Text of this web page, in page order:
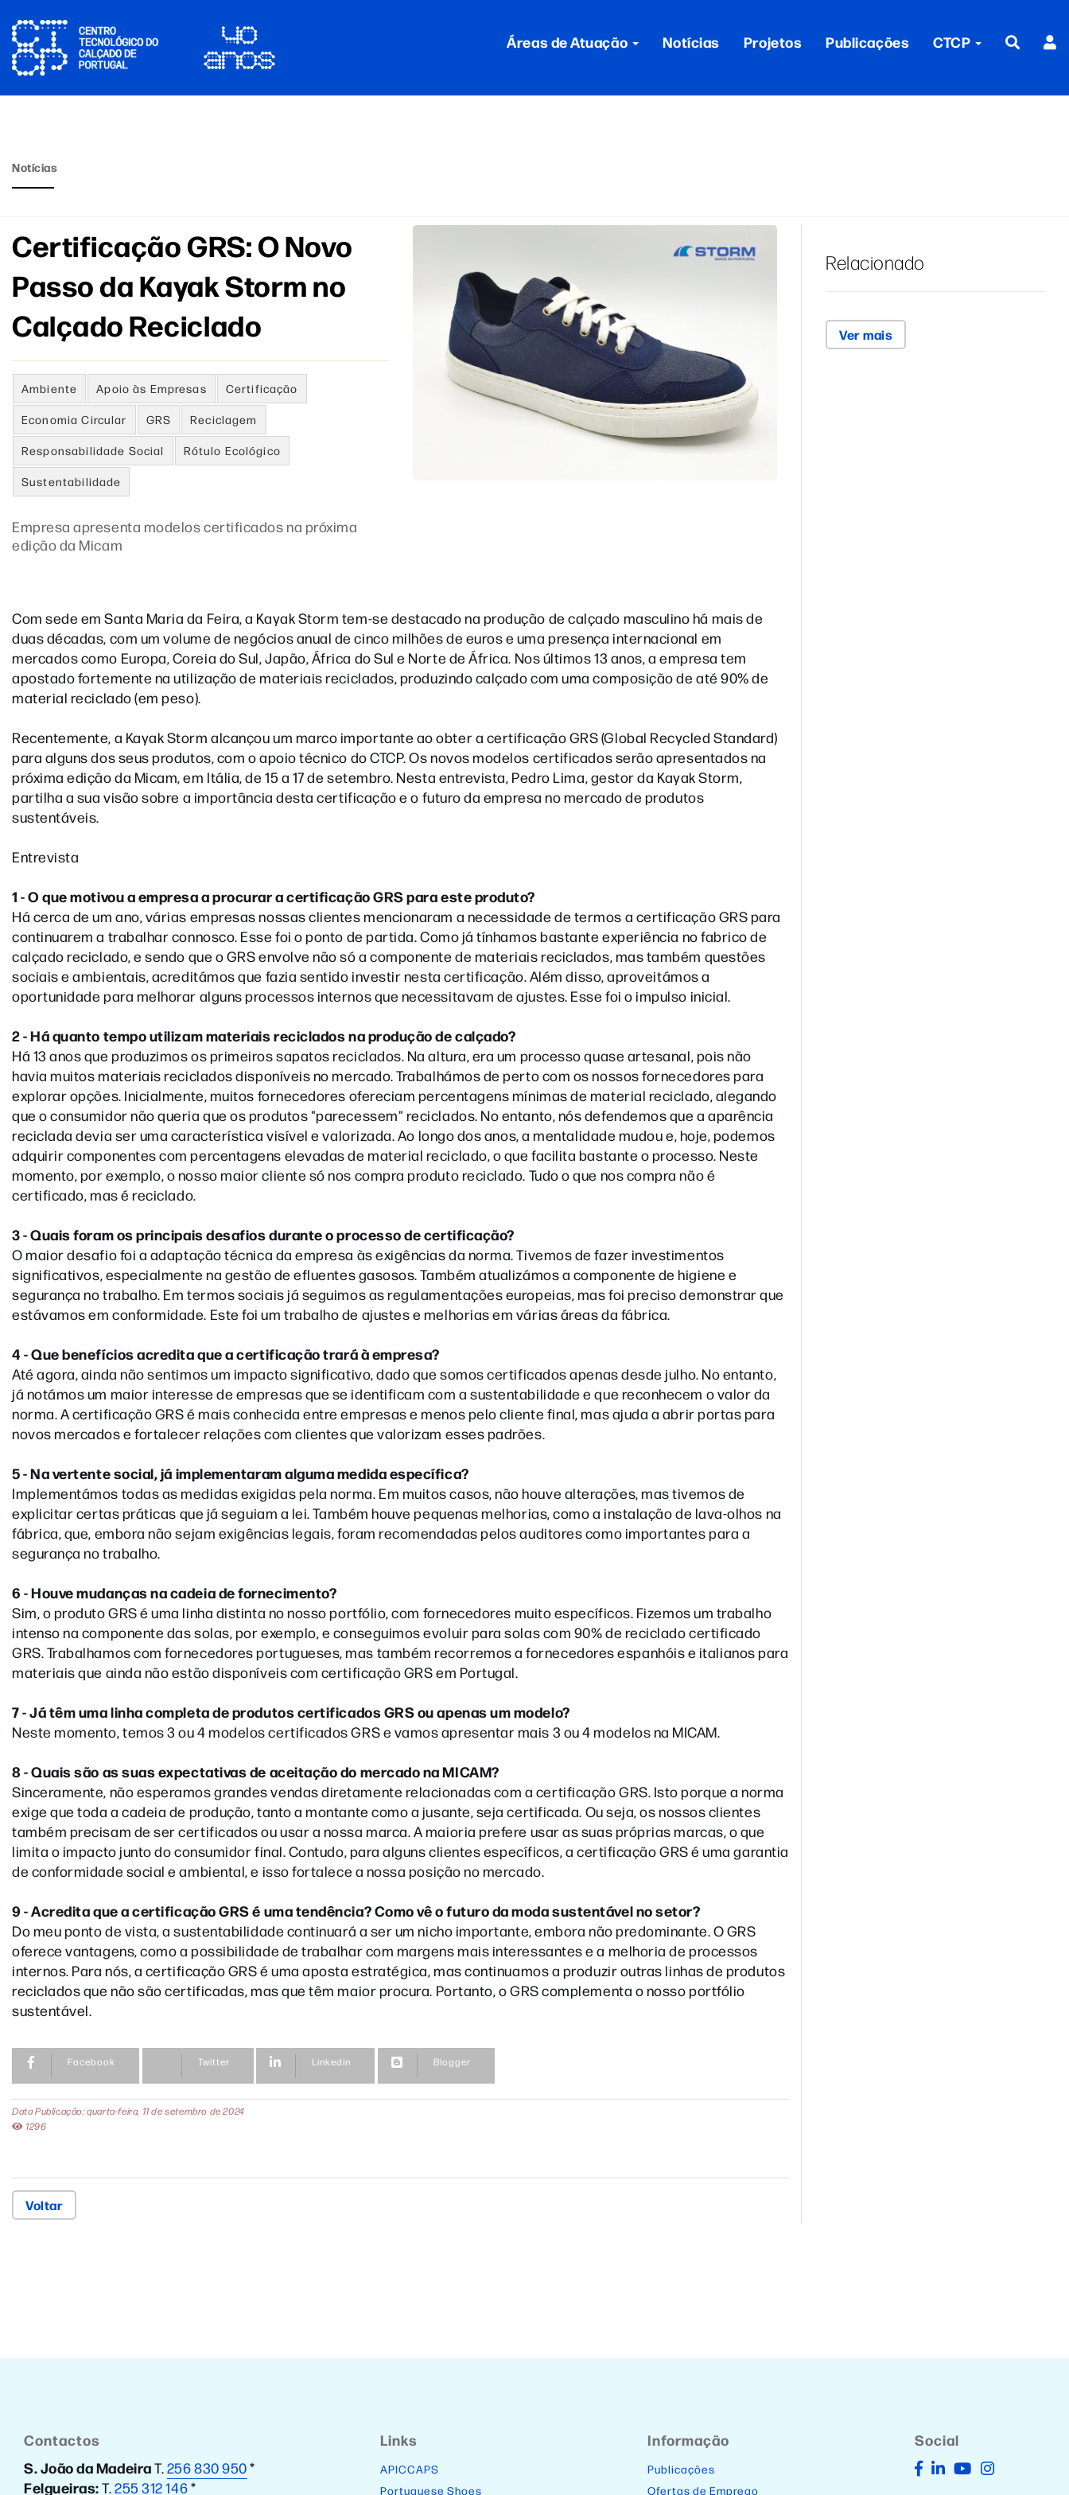
Áreas de Atuação Notícias Projetos Publicações CTCP
Notícias
Certificação GRS: O Novo
Passo da Kayak Storm no
Calçado Reciclado
Ambiente Apoio às Empresas Certificação
Economia Circular GRS Reciclagem
Responsabilidade Social Rótulo Ecológico
Sustentabilidade
Empresa apresenta modelos certificados na próxima
edição da Micam
Com sede em Santa Maria da Feira, a Kayak Storm tem-se destacado na produção de calçado masculino há mais de
duas décadas, com um volume de negócios anual de cinco milhões de euros e uma presença internacional em
mercados como Europa, Coreia do Sul, Japão, África do Sul e Norte de África. Nos últimos 13 anos, a empresa tem
apostado fortemente na utilização de materiais reciclados, produzindo calçado com uma composição de até 90% de
material reciclado (em peso).
Recentemente, a Kayak Storm alcançou um marco importante ao obter a certificação GRS (Global Recycled Standard)
para alguns dos seus produtos, com o apoio técnico do CTCP. Os novos modelos certificados serão apresentados na
próxima edição da Micam, em Itália, de 15 a 17 de setembro. Nesta entrevista, Pedro Lima, gestor da Kayak Storm,
partilha a sua visão sobre a importância desta certificação e o futuro da empresa no mercado de produtos
sustentáveis.
Entrevista
1 - O que motivou a empresa a procurar a certificação GRS para este produto?
Há cerca de um ano, várias empresas nossas clientes mencionaram a necessidade de termos a certificação GRS para
continuarem a trabalhar connosco. Esse foi o ponto de partida. Como já tínhamos bastante experiência no fabrico de
calçado reciclado, e sendo que o GRS envolve não só a componente de materiais reciclados, mas também questões
sociais e ambientais, acreditámos que fazia sentido investir nesta certificação. Além disso, aproveitámos a
oportunidade para melhorar alguns processos internos que necessitavam de ajustes. Esse foi o impulso inicial.
2 - Há quanto tempo utilizam materiais reciclados na produção de calçado?
Há 13 anos que produzimos os primeiros sapatos reciclados. Na altura, era um processo quase artesanal, pois não
havia muitos materiais reciclados disponíveis no mercado. Trabalhámos de perto com os nossos fornecedores para
explorar opções. Inicialmente, muitos fornecedores ofereciam percentagens mínimas de material reciclado, alegando
que o consumidor não queria que os produtos "parecessem" reciclados. No entanto, nós defendemos que a aparência
reciclada devia ser uma característica visível e valorizada. Ao longo dos anos, a mentalidade mudou e, hoje, podemos
adquirir componentes com percentagens elevadas de material reciclado, o que facilita bastante o processo. Neste
momento, por exemplo, o nosso maior cliente só nos compra produto reciclado. Tudo o que nos compra não é
certificado, mas é reciclado.
3 - Quais foram os principais desafios durante o processo de certificação?
O maior desafio foi a adaptação técnica da empresa às exigências da norma. Tivemos de fazer investimentos
significativos, especialmente na gestão de efluentes gasosos. Também atualizámos a componente de higiene e
segurança no trabalho. Em termos sociais já seguimos as regulamentações europeias, mas foi preciso demonstrar que
estávamos em conformidade. Este foi um trabalho de ajustes e melhorias em várias áreas da fábrica.
4 - Que benefícios acredita que a certificação trará à empresa?
Até agora, ainda não sentimos um impacto significativo, dado que somos certificados apenas desde julho. No entanto,
já notámos um maior interesse de empresas que se identificam com a sustentabilidade e que reconhecem o valor da
norma. A certificação GRS é mais conhecida entre empresas e menos pelo cliente final, mas ajuda a abrir portas para
novos mercados e fortalecer relações com clientes que valorizam esses padrões.
5 - Na vertente social, já implementaram alguma medida específica?
Implementámos todas as medidas exigidas pela norma. Em muitos casos, não houve alterações, mas tivemos de
explicitar certas práticas que já seguiam a lei. Também houve pequenas melhorias, como a instalação de lava-olhos na
fábrica, que, embora não sejam exigências legais, foram recomendadas pelos auditores como importantes para a
segurança no trabalho.
6 - Houve mudanças na cadeia de fornecimento?
Sim, o produto GRS é uma linha distinta no nosso portfólio, com fornecedores muito específicos. Fizemos um trabalho
intenso na componente das solas, por exemplo, e conseguimos evoluir para solas com 90% de reciclado certificado
GRS. Trabalhamos com fornecedores portugueses, mas também recorremos a fornecedores espanhóis e italianos para
materiais que ainda não estão disponíveis com certificação GRS em Portugal.
7 - Já têm uma linha completa de produtos certificados GRS ou apenas um modelo?
Neste momento, temos 3 ou 4 modelos certificados GRS e vamos apresentar mais 3 ou 4 modelos na MICAM.
8 - Quais são as suas expectativas de aceitação do mercado na MICAM?
Sinceramente, não esperamos grandes vendas diretamente relacionadas com a certificação GRS. Isto porque a norma
exige que toda a cadeia de produção, tanto a montante como a jusante, seja certificada. Ou seja, os nossos clientes
também precisam de ser certificados ou usar a nossa marca. A maioria prefere usar as suas próprias marcas, o que
limita o impacto junto do consumidor final. Contudo, para alguns clientes específicos, a certificação GRS é uma garantia
de conformidade social e ambiental, e isso fortalece a nossa posição no mercado.
9 - Acredita que a certificação GRS é uma tendência? Como vê o futuro da moda sustentável no setor?
Do meu ponto de vista, a sustentabilidade continuará a ser um nicho importante, embora não predominante. O GRS
oferece vantagens, como a possibilidade de trabalhar com margens mais interessantes e a melhoria de processos
internos. Para nós, a certificação GRS é uma aposta estratégica, mas continuamos a produzir outras linhas de produtos
reciclados que não são certificadas, mas que têm maior procura. Portanto, o GRS complementa o nosso portfólio
sustentável.
Facebook Twitter Linkedin Blogger
Data Publicação: quarta-feira, 11 de setembro de 2024
1296
Voltar
Relacionado
Ver mais
Contactos
S. João da MadeiraT.256 830 950*
Felgueiras:T.255 312 146*
Links
APICCAPS
Portuguese Shoes
Informação
Publicações
Ofertas de Emprego
Social